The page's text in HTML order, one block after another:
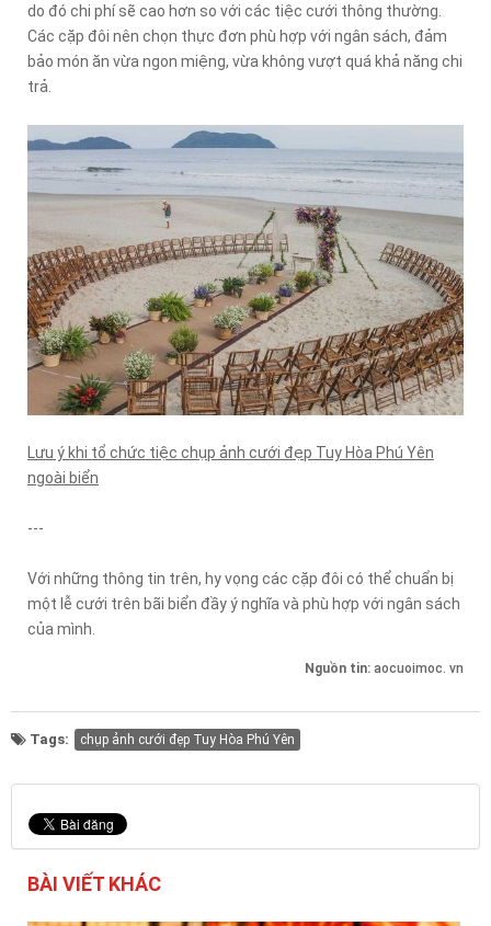
do đó chi phí sẽ cao hơn so với các tiệc cưới thông thường.
Các cặp đôi nên chọn thực đơn phù hợp với ngân sách, đảm
bảo món ăn vừa ngon miệng, vừa không vượt quá khả năng chi
trả.
Lưu ý khi tổ chức tiệc chụp ảnh cưới đẹp Tuy Hòa Phú Yên
ngoài biển
---
Với những thông tin trên, hy vọng các cặp đôi có thể chuẩn bị
một lễ cưới trên bãi biển đầy ý nghĩa và phù hợp với ngân sách
của mình.
Nguồn tin: aocuoimoc. vn
Tags: chụp ảnh cưới đẹp Tuy Hòa Phú Yên
BÀI VIẾT KHÁC